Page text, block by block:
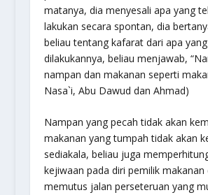
matanya, dia menyesali apa yang
lakukan secara spontan, dia
beliau tentang kafarat dari apa
dilakukannya, beliau menjawab, “
nampan dan makanan seperti
Nasa`i, Abu Dawud dan Ahmad)
Nampan yang pecah tidak akan
makanan yang tumpah tidak akan
sediakala, beliau juga
kejiwaan pada diri pemilik makanan
memutus jalan perseteruan yang